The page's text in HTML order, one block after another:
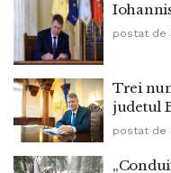
postat de
Trei
judetul
postat de